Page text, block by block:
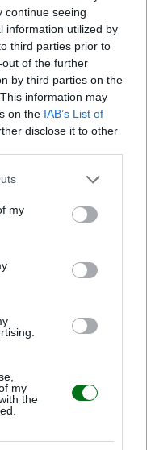
continue seeing
information utilized by
third parties prior to
of the further
by third parties on the
information may
on the IAB’s List of
disclose it to other
my
my
the
de la escuela